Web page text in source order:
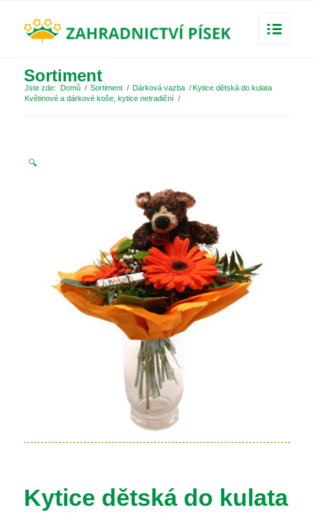
Sortiment
Jste zde: Domů / Sortiment / Dárková vazba /
Květinové a dárkové koše, kytice netradiční /
Kytice dětská do kulata
🔍
Kytice dětská do kulata